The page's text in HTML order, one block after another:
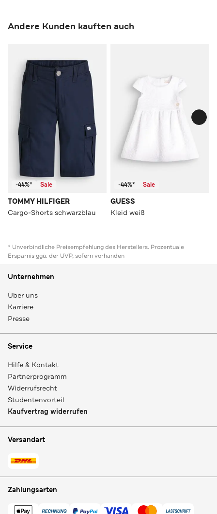
Andere Kunden kauften auch
-44%* Sale
TOMMY HILFIGER
Cargo-Shorts schwarzblau
-44%* Sale
GUESS
Kleid weiß
* Unverbindliche Preisempfehlung des Herstellers. Prozentuale
Ersparnis ggü. der UVP, sofern vorhanden
Unternehmen
Über uns
Karriere
Presse
Service
Hilfe & Kontakt
Partnerprogramm
Widerrufsrecht
Studentenvorteil
Kaufvertrag widerrufen
Versandart
Zahlungsarten